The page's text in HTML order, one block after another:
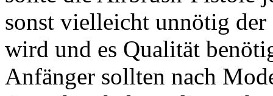
sonst vielleicht unnötig
wird und es Qualität
Anfänger sollten nach